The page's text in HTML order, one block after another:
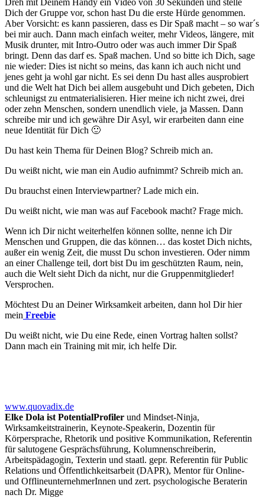
Dreh mit Deinem Handy ein Video von 30 Sekunden und stelle
Dich der Gruppe vor, schon hast Du die erste Hürde genommen.
Aber Vorsicht: es kann passieren, dass es Dir Spaß macht – so war´s
bei mir auch. Dann mach einfach weiter, mehr Videos, längere, mit
Musik drunter, mit Intro-Outro oder was auch immer Dir Spaß
bringt. Denn das darf es. Spaß machen. Und so bitte ich Dich, sage
nie wieder: Dies ist nicht so meins, das kann ich auch nicht und
jenes geht ja wohl gar nicht. Es sei denn Du hast alles ausprobiert
und die Welt hat Dich bei allem ausgebuht und Dich gebeten, Dich
schleunigst zu entmaterialisieren. Hier meine ich nicht zwei, drei
oder zehn Menschen, sondern unendlich viele, ja Massen. Dann
schreibe mir und ich gewähre Dir Asyl, wir erarbeiten dann eine
neue Identität für Dich 🙂
Du hast kein Thema für Deinen Blog? Schreib mich an.
Du weißt nicht, wie man ein Audio aufnimmt? Schreib mich an.
Du brauchst einen Interviewpartner? Lade mich ein.
Du weißt nicht, wie man was auf Facebook macht? Frage mich.
Wenn ich Dir nicht weiterhelfen können sollte, nenne ich Dir
Menschen und Gruppen, die das können… das kostet Dich nichts,
außer ein wenig Zeit, die musst Du schon investieren. Oder nimm
an einer Challenge teil, dort bist Du im geschützten Raum, nein,
auch die Welt sieht Dich da nicht, nur die Gruppenmitglieder!
Versprochen.
Möchtest Du an Deiner Wirksamkeit arbeiten, dann hol Dir hier
mein Freebie
Du weißt nicht, wie Du eine Rede, einen Vortrag halten sollst?
Dann mach ein Training mit mir, ich helfe Dir.
www.quovadix.de
Elke Dola ist PotentialProfiler und Mindset-Ninja,
Wirksamkeitstrainerin, Keynote-Speakerin, Dozentin für
Körpersprache, Rhetorik und positive Kommunikation, Referentin
für salutogene Gesprächsführung, Kolumnenschreiberin,
Arbeitspädagogin, Texterin und staatl. gepr. Referentin für Public
Relations und Öffentlichkeitsarbeit (DAPR), Mentor für Online-
und OfflineunternehmerInnen und zert. psychologische Beraterin
nach Dr. Migge